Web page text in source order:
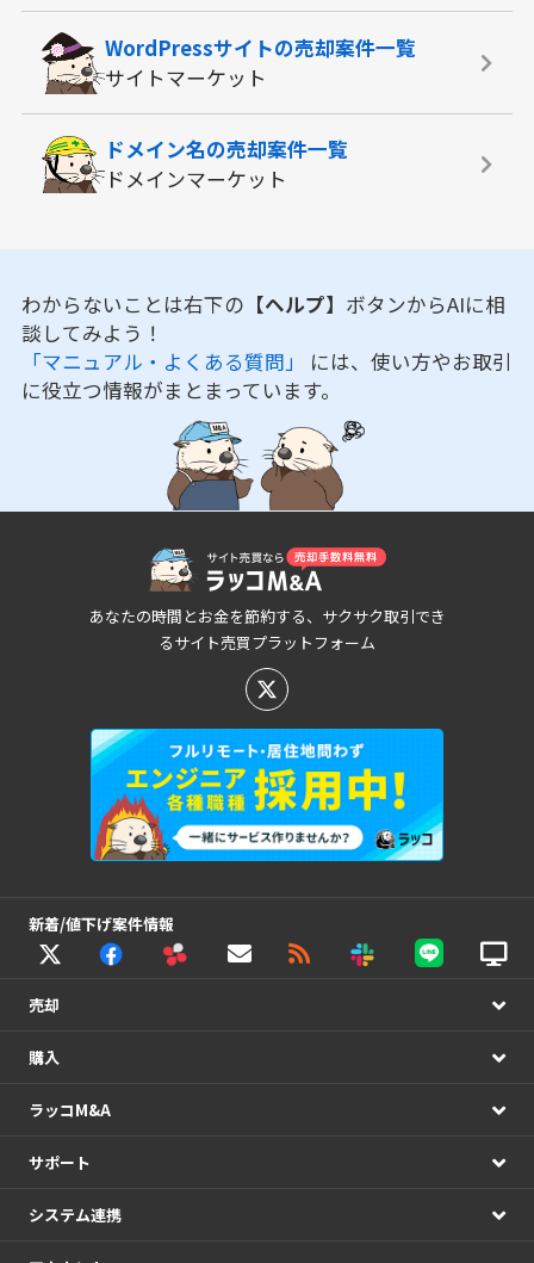
WordPressサイトの売却案件一覧
サイトマーケット
ドメイン名の売却案件一覧
ドメインマーケット
わからないことは右下の 【ヘルプ】 ボタンからAIに相
談してみよう！
「マニュアル・よくある質問」 には、使い方やお取引
に役立つ情報がまとまっています。
あなたの時間とお金を節約する、サクサク取引でき
るサイト売買プラットフォーム
新着/値下げ案件情報
売却
購入
ラッコM&A
サポート
システム連携